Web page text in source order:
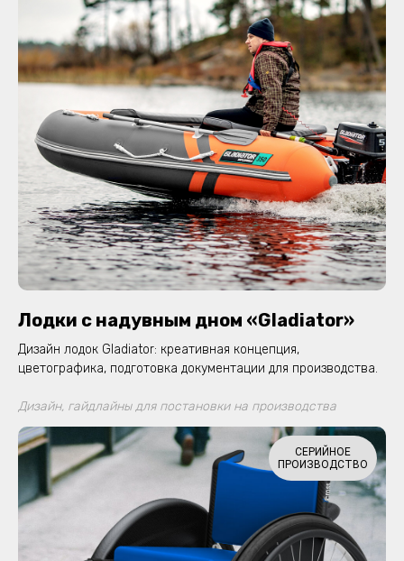
Лодки с надувным дном «Gladiator»
Дизайн лодок Gladiator: креативная концепция,
цветографика, подготовка документации для производства.
Дизайн, гайдлайны для постановки на производства
СЕРИЙНОЕ
ПРОИЗВОДСТВО